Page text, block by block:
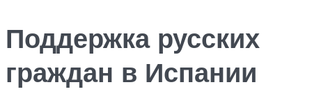
Поддержка русских
граждан в Испании